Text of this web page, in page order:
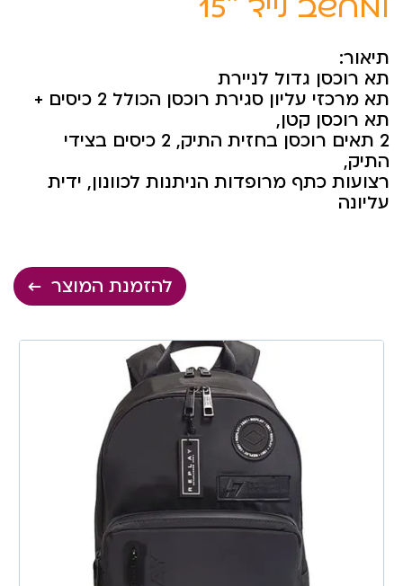
תיאור:
תא רוכסן גדול לניירת
תא מרכזי עליון סגירת רוכסן הכולל 2 כיסים +
תא רוכסן קטן,
2 תאים רוכסן בחזית התיק, 2 כיסים בצידי
התיק,
רצועות כתף מרופדות הניתנות לכוונון, ידית
עליונה
להזמנת המוצר